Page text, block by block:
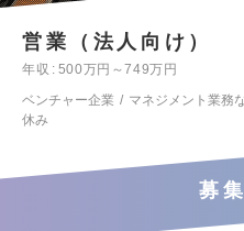
営業（法人向け）
年収
500万円～749万円
ベンチャー企業
マネジメント業務
休み
募